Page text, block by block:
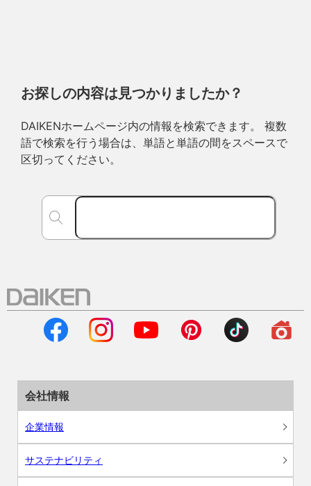
お探しの内容は見つかりましたか？
DAIKENホームページ内の情報を検索できます。 複数
語で検索を行う場合は、単語と単語の間をスペースで
区切ってください。
会社情報
企業情報
サステナビリティ